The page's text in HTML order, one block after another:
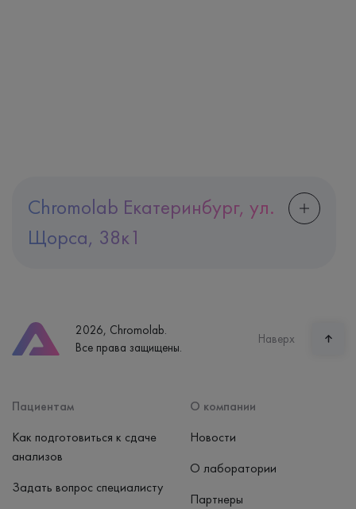
Chromolab Екатеринбург, ул.
Щорса, 38к1
Часы работы
пн-вс: 7:30-15:00
2026, Chromolab.
Все права защищены.
Наверх
Пациентам
Как подготовиться к сдаче
анализов
Задать вопрос специалисту
О компании
Новости
О лаборатории
Партнеры